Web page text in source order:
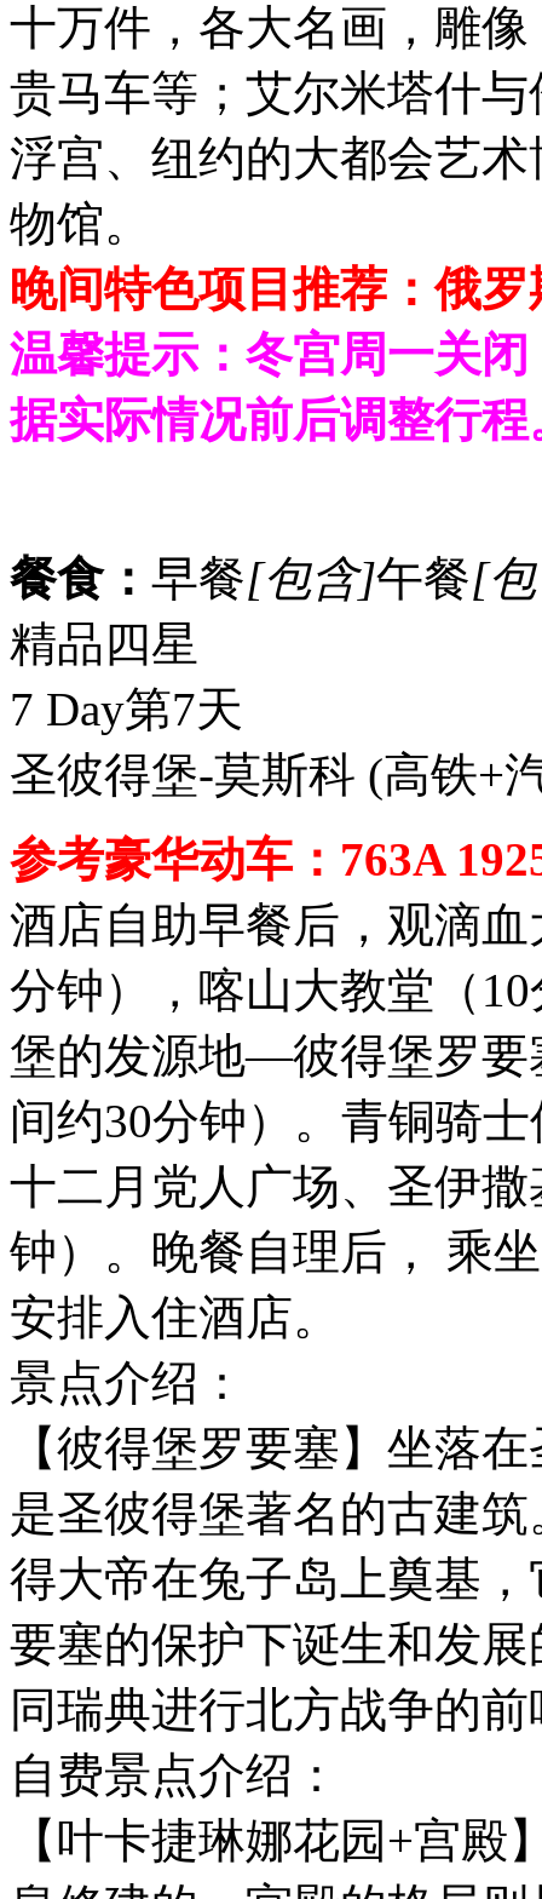
十万件，各大名画，雕
贵马车等；艾尔米塔什
浮宫、纽约的大都会艺
物馆。
晚间特色项目推荐：俄
温馨提示：冬宫周一关
据实际情况前后调整行程
餐食： 早餐[包含]午餐[
精品四星
7 Day第7天
圣彼得堡-莫斯科 (高铁+
参考豪华动车：763A
酒店自助早餐后，观滴
分钟），喀山大教堂（
堡的发源地—彼得堡罗要
间约30分钟）。青铜骑
十二月党人广场、圣伊
钟）。晚餐自理后， 乘
安排入住酒店。
景点介绍：
【彼得堡罗要塞】坐落
是圣彼得堡著名的古建
得大帝在兔子岛上奠基
要塞的保护下诞生和发
同瑞典进行北方战争的
自费景点介绍：
【叶卡捷琳娜花园+宫